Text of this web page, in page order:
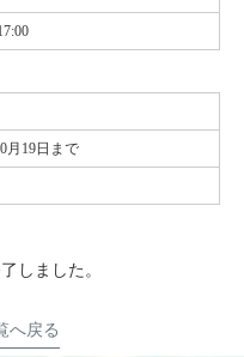
月19日まで
しました。
へ戻る